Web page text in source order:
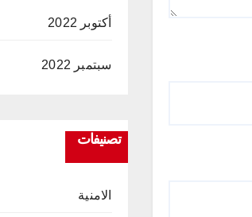
أكتوبر 2022
سبتمبر 2022
تصنيفات
الامنية